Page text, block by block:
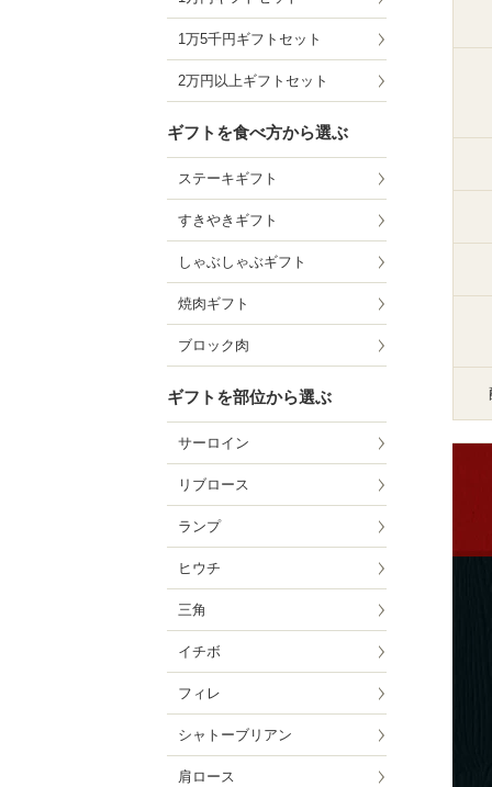
1万5千円ギフトセット
2万円以上ギフトセット
ギフトを食べ方から選ぶ
ステーキギフト
すきやきギフト
しゃぶしゃぶギフト
焼肉ギフト
ブロック肉
ギフトを部位から選ぶ
サーロイン
リブロース
ランプ
ヒウチ
三角
イチボ
フィレ
シャトーブリアン
肩ロース